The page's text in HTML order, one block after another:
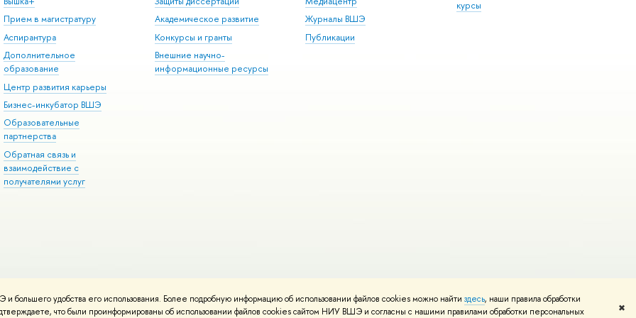
удобства его использования. Более подробную информацию об использовании файлов cookies можно найти здесь, наши правила обработки
что были проинформированы об использовании файлов cookies сайтом НИУ ВШЭ и согласны с нашими правилами обработки персональных ✖
Прием в магистратуру
Аспирантура
Дополнительное
образование
Центр развития карьеры
Бизнес-инкубатор ВШЭ
Образовательные
партнерства
Обратная связь и
взаимодействие с
получателями услуг
Академическое развитие
Конкурсы и гранты
Внешние научно-
информационные ресурсы
Журналы ВШЭ
Публикации
курсы
Редактору
Условия использования материалов Политика конфиденциальности Карта сайта
вШколе дизайна НИУ ВШЭ